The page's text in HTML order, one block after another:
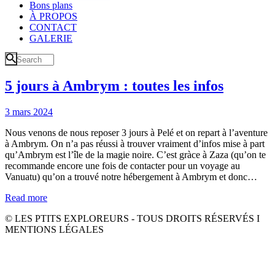
Bons plans
À PROPOS
CONTACT
GALERIE
5 jours à Ambrym : toutes les infos
3 mars 2024
Nous venons de nous reposer 3 jours à Pelé et on repart à l’aventure
à Ambrym. On n’a pas réussi à trouver vraiment d’infos mise à part
qu’Ambrym est l’île de la magie noire. C’est gràce à Zaza (qu’on te
recommande encore une fois de contacter pour un voyage au
Vanuatu) qu’on a trouvé notre hébergement à Ambrym et donc…
Read more
© LES PTITS EXPLOREURS - TOUS DROITS RÉSERVÉS I
MENTIONS LÉGALES